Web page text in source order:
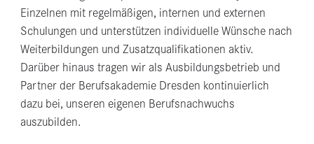
Einzelnen mit regelmäßigen, internen und externen
Schulungen und unterstützen individuelle Wünsche nach
Weiterbildungen und Zusatzqualifikationen aktiv.
Darüber hinaus tragen wir als Ausbildungsbetrieb und
Partner der Berufsakademie Dresden kontinuierlich
dazu bei, unseren eigenen Berufsnachwuchs
auszubilden.